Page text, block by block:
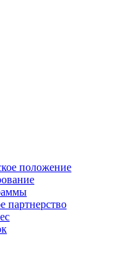
положение
партнерство